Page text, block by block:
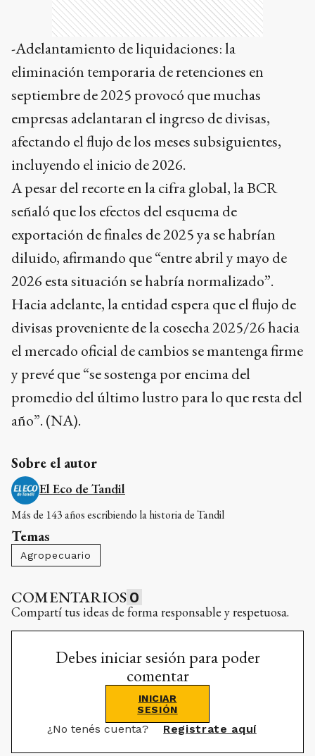
-Adelantamiento de liquidaciones: la
eliminación temporaria de retenciones en
septiembre de 2025 provocó que muchas
empresas adelantaran el ingreso de divisas,
afectando el flujo de los meses subsiguientes,
incluyendo el inicio de 2026.
A pesar del recorte en la cifra global, la BCR
señaló que los efectos del esquema de
exportación de finales de 2025 ya se habrían
diluido, afirmando que “entre abril y mayo de
2026 esta situación se habría normalizado”.
Hacia adelante, la entidad espera que el flujo de
divisas proveniente de la cosecha 2025/26 hacia
el mercado oficial de cambios se mantenga firme
y prevé que “se sostenga por encima del
promedio del último lustro para lo que resta del
año”. (NA).
Sobre el autor
El Eco de Tandil
Más de 143 años escribiendo la historia de Tandil
Temas
Agropecuario
COMENTARIOS 0
Compartí tus ideas de forma responsable y respetuosa.
Debes iniciar sesión para poder
comentar
INICIAR
SESIÓN
¿No tenés cuenta? Registrate aquí